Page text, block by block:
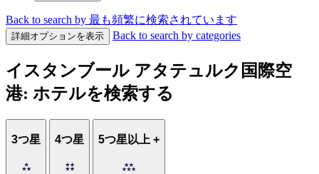
Back to search by 最も頻繁に検索されています
詳細オプションを表示 Back to search by categories
イスタンブール アタテュルク国際空
港: ホテルを検索する
3つ星 4つ星 5つ星以上 +